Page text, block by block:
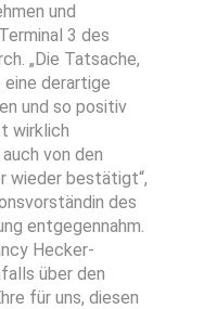
und
3 des
„Die Tatsache,
eine derartige
und so positiv
wirklich
von den
wieder bestätigt“,
des
entgegennahm.
Hecker-
über den
für uns, diesen